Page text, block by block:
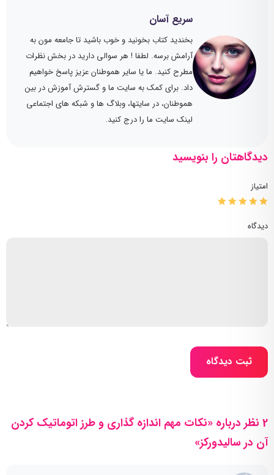
سریع آسان
بخندید کتاب بخونید و خوب باشید تا جامعه مون به
آرامش برسه. لطفا ! هر سوالی دارید در بخش نظرات
مطرح کنید. ما یا سایر هموطنان عزیز پاسخ خواهیم
داد. برای کمک به سایت ما و گسترش آموزش در بین
هموطنان، در سایتها، وبلاگ ها و شبکه های اجتماعی
لینک سایت ما را درج کنید.
دیدگاهتان را بنویسید
امتیاز
دیدگاه
ثبت دیدگاه
2 نظر درباره «نکات مهم اندازه گذاری و طرز اتوماتیک کردن
آن در سالیدورکز»